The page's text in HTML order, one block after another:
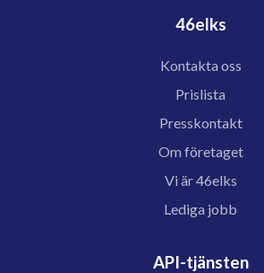
46elks
Kontakta oss
Prislista
Presskontakt
Om företaget
Vi är 46elks
Lediga jobb
API-tjänsten